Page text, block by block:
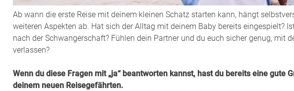
Elterngeld
Elternzeit: Papa
Erkältungszeit
Ab wann die erste Reise mit deinem kleinen Schatz starten kann, hängt
weiteren Aspekten ab. Hat sich der Alltag mit deinem Baby bereits eingespielt?
nach der Schwangerschaft? Fühlen dein Partner und du euch sicher genug, mit
verlassen?
Wenn du diese Fragen mit „ja“ beantworten kannst, hast du bereits eine gute
deinem neuen Reisegefährten.